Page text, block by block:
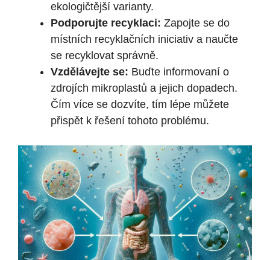
ekologičtější varianty.
Podporujte recyklaci: Zapojte se do
místních recyklačních iniciativ a naučte
se recyklovat správně.
Vzdělávejte se: Buďte informovaní o
zdrojích mikroplastů a jejich dopadech.
Čím více se dozvíte, tím lépe můžete
přispět k řešení tohoto problému.